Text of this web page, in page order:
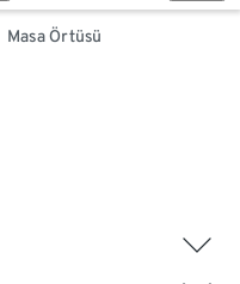
Masa Örtüsü